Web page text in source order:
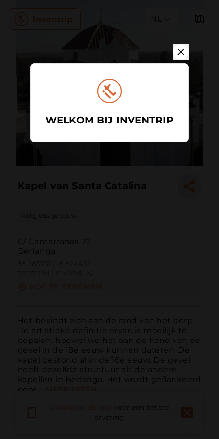
NL
Kapel van Santa Catalina
Religieus gebouw
C/ Cantarranas 72
Berlanga
Het bevindt zich aan de rand van het dorp.
De artistieke definitie ervan is moeilijk te
bepalen, hoewel we het aan de hand van de
gevel in de 18e eeuw kunnen dateren. De
kapel bestond al in de 16e eeuw. De gevel
heeft dezelfde structuur als de andere
kapellen in Berlanga. Het wordt geflankeerd
door ...
voor een betere
ervaring
WELKOM BIJ INVENTRIP